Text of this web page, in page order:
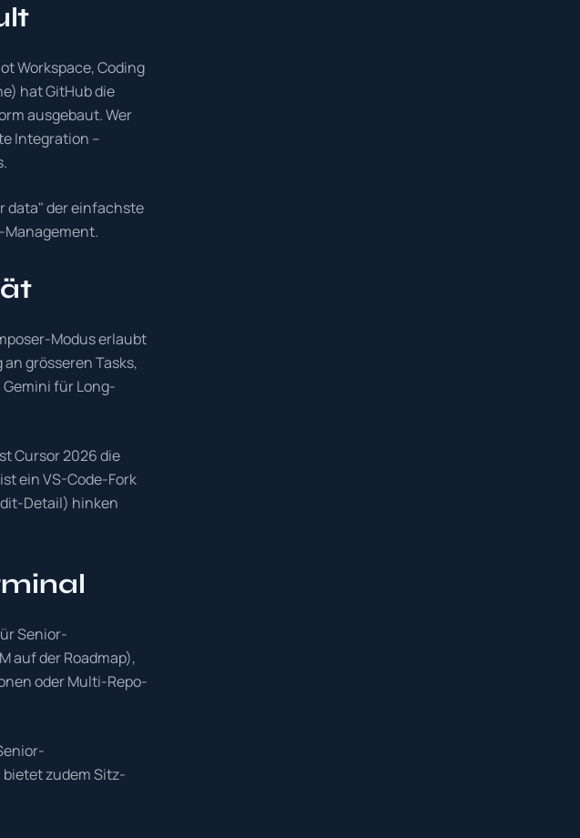
Workspace, Coding
hat GitHub die
ausgebaut. Wer
Integration –
data" der einfachste
Management.
Modus erlaubt
grösseren Tasks,
für Long-
Cursor 2026 die
ein VS-Code-Fork
Detail) hinken
Senior-
auf der Roadmap),
oder Multi-Repo-
zudem Sitz-